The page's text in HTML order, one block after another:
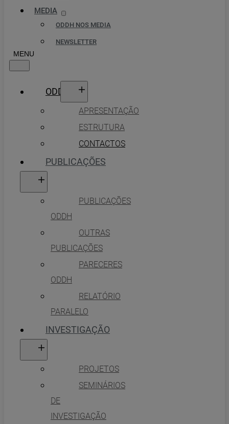
MEDIA
ODDH NOS MEDIA
NEWSLETTER
ODDH
APRESENTAÇÃO
ESTRUTURA
CONTACTOS
PUBLICAÇÕES
PUBLICAÇÕES
ODDH
OUTRAS
PUBLICAÇÕES
PARECERES
ODDH
RELATÓRIO
PARALELO
INVESTIGAÇÃO
PROJETOS
SEMINÁRIOS
DE
INVESTIGAÇÃO